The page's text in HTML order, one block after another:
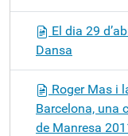
El dia 29
Dansa
Roger Mas i
Barcelona, una
de Manresa